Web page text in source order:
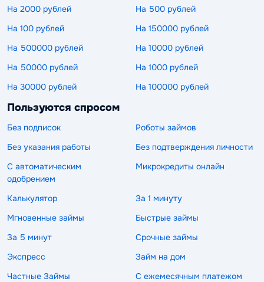
На 2000 рублей
На 500 рублей
На 100 рублей
На 150000 рублей
На 500000 рублей
На 10000 рублей
На 50000 рублей
На 1000 рублей
На 30000 рублей
На 100000 рублей
Пользуются спросом
Без подписок
Роботы займов
Без указания работы
Без подтверждения личности
С автоматическим
одобрением
Микрокредиты онлайн
Калькулятор
За 1 минуту
Мгновенные займы
Быстрые займы
За 5 минут
Срочные займы
Экспресс
Займ на дом
Частные Займы
С ежемесячным платежом